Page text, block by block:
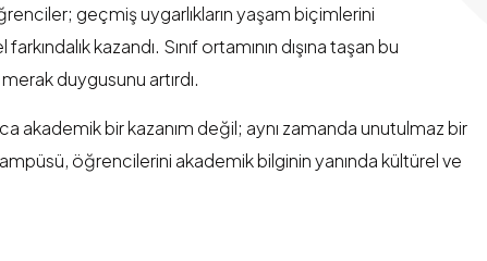
geçmiş uygarlıkların yaşam biçimlerini
kazandı. Sınıf ortamının dışına taşan bu
duygusunu artırdı.
akademik bir kazanım değil; aynı zamanda unutulmaz bir
öğrencilerini akademik bilginin yanında kültürel ve